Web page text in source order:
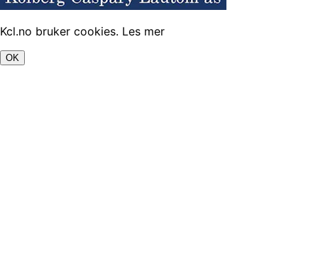
Kcl.no bruker cookies. Les mer
OK